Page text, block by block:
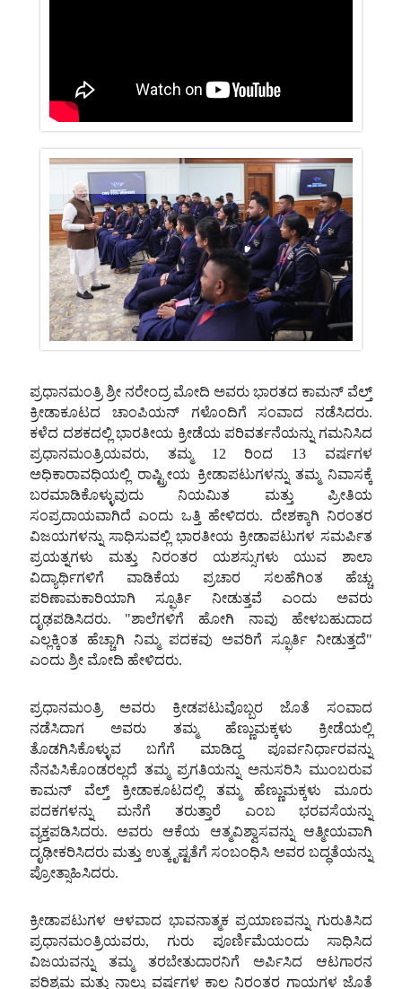
ಪ್ರಧಾನಮಂತ್ರಿ ಶ್ರೀ ನರೇಂದ್ರ ಮೋದಿ ಅವರು ಭಾರತದ ಕಾಮನ್‌ ವೆಲ್ತ್
ಕ್ರೀಡಾಕೂಟದ
ಚಾಂಪಿಯನ್ ಗಳೊಂದಿಗೆ ಸಂವಾದ
ನಡೆಸಿದರು.
ಕಳೆದ ದಶಕದಲ್ಲಿ ಭಾರತೀಯ ಕ್ರೀಡೆಯ ಪರಿವರ್ತನೆಯನ್ನು ಗಮನಿಸಿದ
ಪ್ರಧಾನಮಂತ್ರಿಯವರು, ತಮ್ಮ
12 ರಿಂದ
13 ವರ್ಷಗಳ
ಅಧಿಕಾರಾವಧಿಯಲ್ಲಿ ರಾಷ್ಟ್ರೀಯ ಕ್ರೀಡಾಪಟುಗಳನ್ನು ತಮ್ಮ ನಿವಾಸಕ್ಕೆ
ಬರಮಾಡಿಕೊಳ್ಳುವುದು
ನಿಯಮಿತ ಮತ್ತು
ಪ್ರೀತಿಯ
ಸಂಪ್ರದಾಯವಾಗಿದೆ ಎಂದು ಒತ್ತಿ ಹೇಳಿದರು. ದೇಶಕ್ಕಾಗಿ ನಿರಂತರ
ವಿಜಯಗಳನ್ನು ಸಾಧಿಸುವಲ್ಲಿ ಭಾರತೀಯ ಕ್ರೀಡಾಪಟುಗಳ ಸಮರ್ಪಿತ
ಪ್ರಯತ್ನಗಳು
ಮತ್ತು ನಿರಂತರ ಯಶಸ್ಸುಗಳು ಯುವ
ಶಾಲಾ
ವಿದ್ಯಾರ್ಥಿಗಳಿಗೆ
ವಾಡಿಕೆಯ ಪ್ರಚಾರ ಸಲಹೆಗಿಂತ
ಹೆಚ್ಚು
ಪರಿಣಾಮಕಾರಿಯಾಗಿ
ಸ್ಫೂರ್ತಿ ನೀಡುತ್ತವೆ ಎಂದು
ಅವರು
ದೃಢಪಡಿಸಿದರು. "ಶಾಲೆಗಳಿಗೆ
ಹೋಗಿ ನಾವು
ಹೇಳಬಹುದಾದ
ಎಲ್ಲಕ್ಕಿಂತ
ಹೆಚ್ಚಾಗಿ ನಿಮ್ಮ ಪದಕವು ಅವರಿಗೆ ಸ್ಫೂರ್ತಿ ನೀಡುತ್ತದೆ"
ಎಂದು ಶ್ರೀ ಮೋದಿ ಹೇಳಿದರು.
ಪ್ರಧಾನಮಂತ್ರಿ ಅವರು ಕ್ರೀಡಪಟುವೊಬ್ಬರ ಜೊತೆ
ಸಂವಾದ
ನಡೆಸಿದಾಗ
ಅವರು ತಮ್ಮ ಹೆಣ್ಣುಮಕ್ಕಳು
ಕ್ರೀಡೆಯಲ್ಲಿ
ತೊಡಗಿಸಿಕೊಳ್ಳುವ
ಬಗೆಗೆ ಮಾಡಿದ್ದ
ಪೂರ್ವನಿರ್ಧಾರವನ್ನು
ನೆನಪಿಸಿಕೊಂಡರಲ್ಲದೆ ತಮ್ಮ ಪ್ರಗತಿಯನ್ನು ಅನುಸರಿಸಿ ಮುಂಬರುವ
ಕಾಮನ್‌ ವೆಲ್ತ್
ಕ್ರೀಡಾಕೂಟದಲ್ಲಿ ತಮ್ಮ ಹೆಣ್ಣುಮಕ್ಕಳು
ಮೂರು
ಪದಕಗಳನ್ನು
ಮನೆಗೆ ತರುತ್ತಾರೆ ಎಂಬ
ಭರವಸೆಯನ್ನು
ವ್ಯಕ್ತಪಡಿಸಿದರು. ಅವರು
ಆಕೆಯ ಆತ್ಮವಿಶ್ವಾಸವನ್ನು
ಆತ್ಮೀಯವಾಗಿ
ದೃಢೀಕರಿಸಿದರು ಮತ್ತು ಉತ್ಕೃಷ್ಟತೆಗೆ ಸಂಬಂಧಿಸಿ ಅವರ ಬದ್ಧತೆಯನ್ನು
ಪ್ರೋತ್ಸಾಹಿಸಿದರು.
ಕ್ರೀಡಾಪಟುಗಳ ಆಳವಾದ ಭಾವನಾತ್ಮಕ ಪ್ರಯಾಣವನ್ನು ಗುರುತಿಸಿದ
ಪ್ರಧಾನಮಂತ್ರಿಯವರು, ಗುರು
ಪೂರ್ಣಿಮೆಯಂದು
ಸಾಧಿಸಿದ
ವಿಜಯವನ್ನು
ತಮ್ಮ ತರಬೇತುದಾರನಿಗೆ ಅರ್ಪಿಸಿದ
ಆಟಗಾರನ
ಪರಿಶ್ರಮ ಮತ್ತು ನಾಲ್ಕು ವರ್ಷಗಳ ಕಾಲ ನಿರಂತರ ಗಾಯಗಳ ಜೊತೆ